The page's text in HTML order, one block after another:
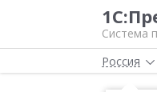
Система
Россия